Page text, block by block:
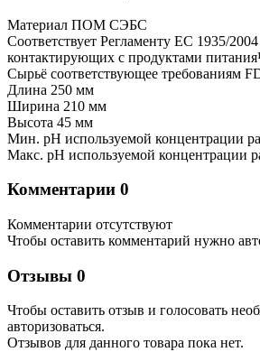
Материал ПОМ СЭБС
Соответствует Регламенту ЕС 1935/
контактирующих с продуктами
Сырьё соответствующее требованиям
Длина 250 мм
Ширина 210 мм
Высота 45 мм
Мин. pH используемой концентрации
Макс. pH используемой концентрации
Комментарии 0
Комментарии отсутствуют
Чтобы оставить комментарий нужно
Отзывы 0
Чтобы оcтавить отзыв и голосовать
авторизоваться.
Отзывов для данного товара пока нет.